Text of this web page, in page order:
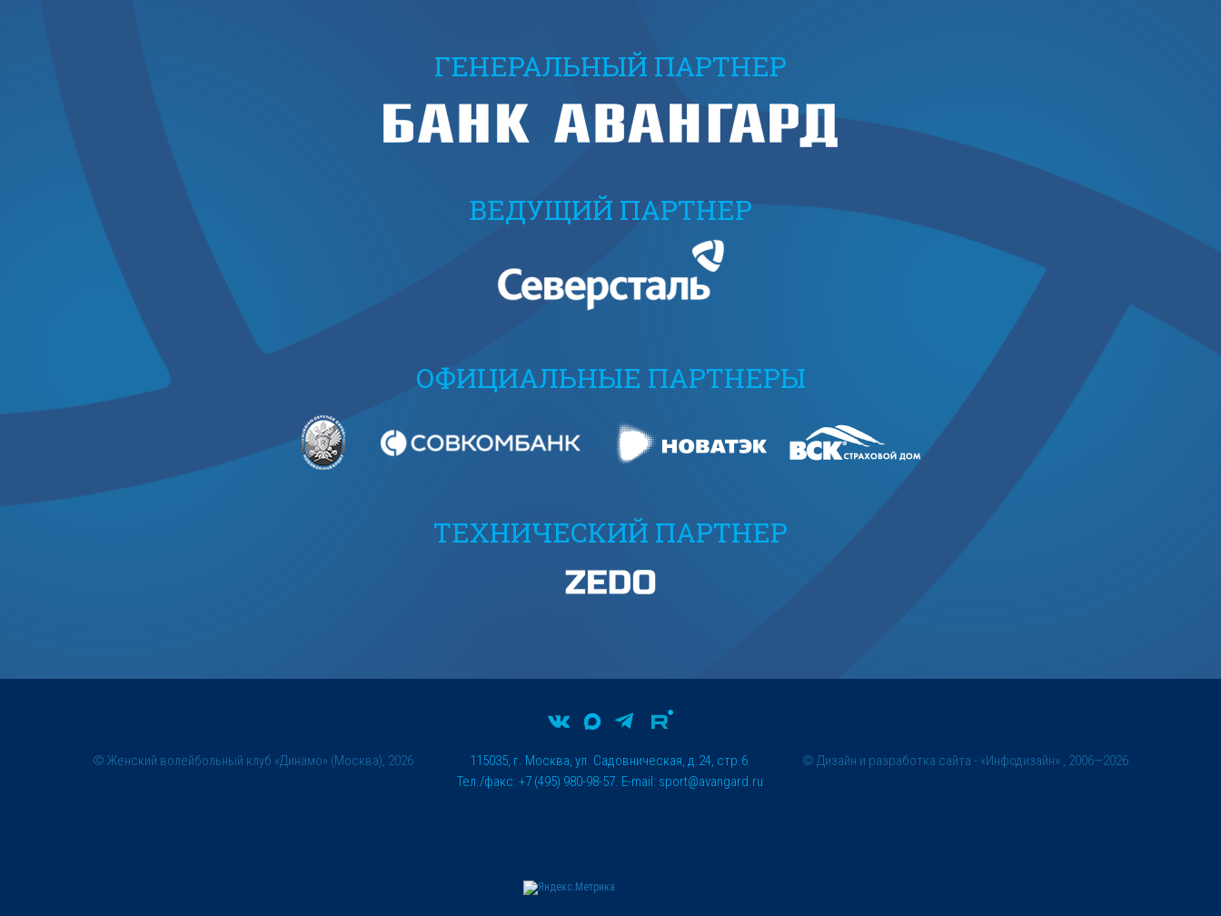
ГЕНЕРАЛЬНЫЙ ПАРТНЕР
ВЕДУЩИЙ ПАРТНЕР
ОФИЦИАЛЬНЫЕ ПАРТНЕРЫ
ТЕХНИЧЕСКИЙ ПАРТНЕР
© Женский волейбольный клуб «Динамо» (Москва), 2026
115035, г. Москва, ул. Садовническая, д.24, стр.6.
Тел./факс: +7 (495) 980-98-57. E-mail: sport@avangard.ru
© Дизайн и разработка сайта - «Инфодизайн» , 2006—2026